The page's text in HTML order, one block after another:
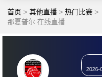
首页 > 其他直播 > 热门比赛 >
那夏普尔 在线直播